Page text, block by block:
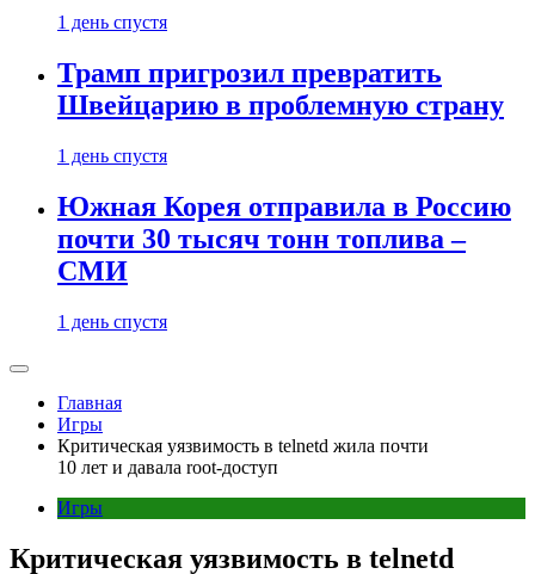
1 день спустя
Трамп пригрозил превратить
Швейцарию в проблемную страну
1 день спустя
Южная Корея отправила в Россию
почти 30 тысяч тонн топлива –
СМИ
1 день спустя
Главная
Игры
Критическая уязвимость в telnetd жила почти
10 лет и давала root-доступ
Игры
Критическая уязвимость в telnetd